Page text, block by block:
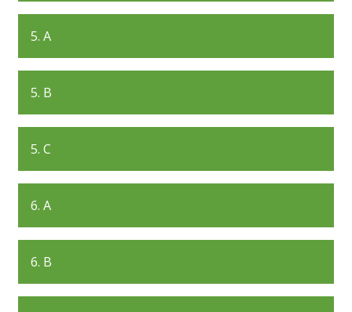
5. A
5. B
5. C
6. A
6. B